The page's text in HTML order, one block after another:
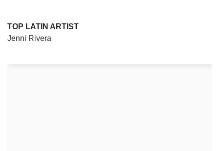
TOP LATIN ARTIST
Jenni Rivera